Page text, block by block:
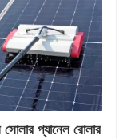
প্যানেল রোলার